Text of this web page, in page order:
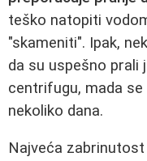
teško natopiti
"skameniti". Ipak,
da su uspešno prali
centrifugu, mada
nekoliko dana.
Najveća